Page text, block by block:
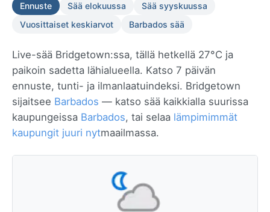
Ennuste Sää elokuussa
Sää syyskuussa
Vuosittaiset keskiarvot
Barbados sää
Live-sää Bridgetown:ssa, tällä hetkellä 27°C ja
paikoin sadetta lähialueella. Katso 7 päivän
ennuste, tunti- ja ilmanlaatuindeksi. Bridgetown
sijaitsee Barbados — katso sää kaikkialla suurissa
kaupungeissa Barbados, tai selaa lämpimimmät
kaupungit juuri nytmaailmassa.